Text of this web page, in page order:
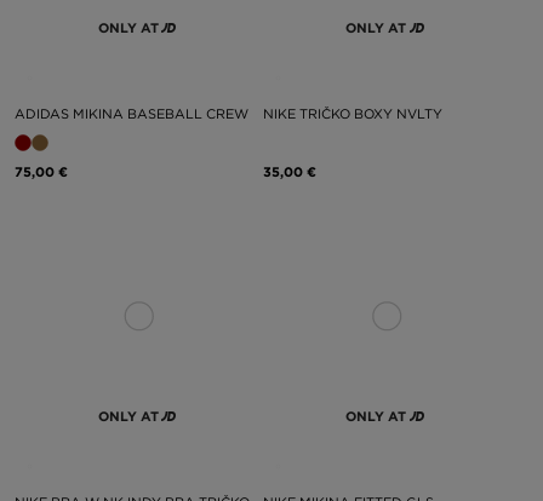
ONLY AT
ADIDAS MIKINA BASEBALL CREW
75,00 €
ONLY AT
NIKE TRIČKO BOXY NVLTY
35,00 €
ONLY AT ONLY AT